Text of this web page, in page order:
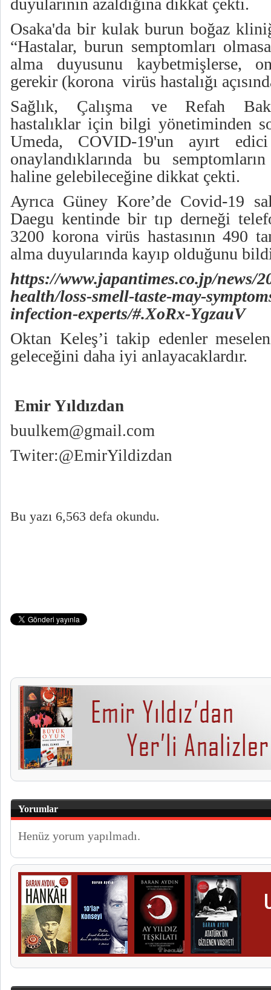
duyularının azaldığına dikkat çekti.
Osaka'da bir kulak burun boğaz
“Hastalar, burun semptomları
alma duyusunu kaybetmişlerse,
gerekir (korona virüs hastalığı
Sağlık, Çalışma ve Refah
hastalıklar için bilgi yönetiminden
Umeda, COVID-19'un ayırt
onaylandıklarında bu
haline gelebileceğine dikkat çekti.
Ayrıca Güney Kore’de Covid-19
Daegu kentinde bir tıp derneği
3200 korona virüs hastasının 490
alma duyularında kayıp olduğunu
https://www.japantimes.co.jp/news/
health/loss-smell-taste-may-
infection-experts/#.XoRx-YgzauV
Oktan Keleş’i takip edenler
geleceğini daha iyi anlayacaklardır.
Emir Yıldızdan
buulkem@gmail.com
Twiter:@EmirYildizdan
Bu yazı 6,563 defa okundu.
Yorumlar
Henüz yorum yapılmadı.